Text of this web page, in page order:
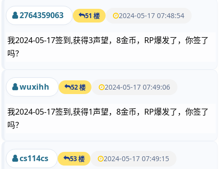
2764359063 51 楼 2024-05-17 07:48:54
我2024-05-17签到,获得3声望，8金币，RP爆发了，你签了
吗？
wuxihh 52 楼 2024-05-17 07:49:06
我2024-05-17签到,获得1声望，8金币，RP爆发了，你签了
吗？
cs114cs 53 楼 2024-05-17 07:49:15